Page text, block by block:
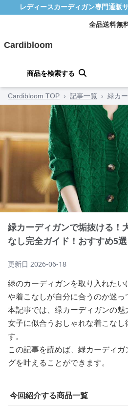
レディースカーディガン専門通販
全品送料無
Cardibloom
商品を検索する
Cardibloom TOP › 記事一覧 › 緑カ
緑カーディガンで垢抜ける！
なし完全ガイド！おすすめ5
更新日 2026-06-18
緑のカーディガンを取り入れた
や着こなしが自分に合うのか迷っ
本記事では、緑カーディガンの
女子に似合うおしゃれな着こなし
す。
この記事を読めば、緑カーディ
グを叶えることができます。
今回紹介する商品一覧